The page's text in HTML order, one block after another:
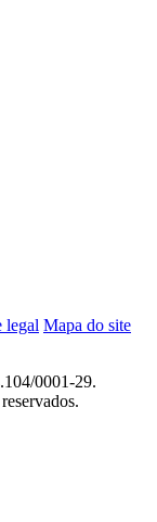
legal Mapa do site
0001-29.